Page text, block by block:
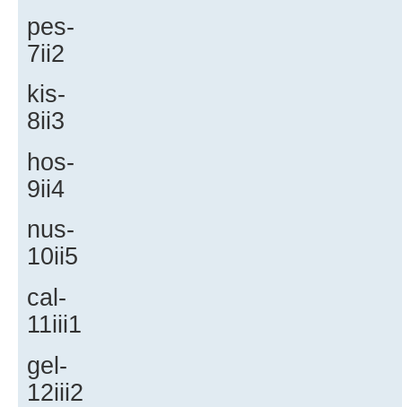
pes-
7ii2
kis-
8ii3
hos-
9ii4
nus-
10ii5
cal-
11iii1
gel-
12iii2